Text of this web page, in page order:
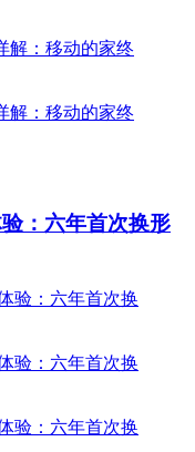
：六年首次换形